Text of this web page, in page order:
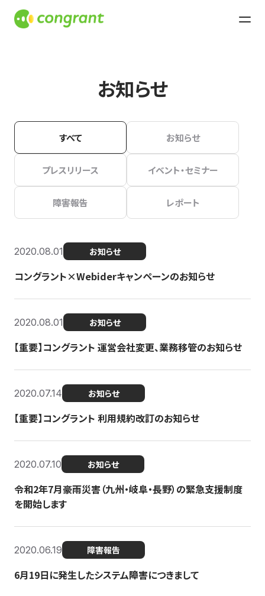
お知らせ
すべて お知らせ
プレスリリース イベント・セミナー
障害報告 レポート
2020.08.01 お知らせ
コングラント×Webiderキャンペーンのお知らせ
2020.08.01 お知らせ
【重要】コングラント 運営会社変更、業務移管のお知らせ
2020.07.14 お知らせ
【重要】コングラント 利用規約改訂のお知らせ
2020.07.10 お知らせ
令和2年7月豪雨災害（九州・岐阜・長野）の緊急支援制度
を開始します
2020.06.19 障害報告
6月19日に発生したシステム障害につきまして